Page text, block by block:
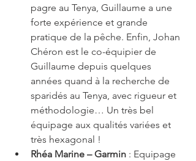
pagre au Tenya, Guillaume a une
forte expérience et grande
pratique de la pêche. Enfin, Johan
Chéron est le co-équipier de
Guillaume depuis quelques
années quand à la recherche de
sparidés au Tenya, avec rigueur et
méthodologie… Un très bel
équipage aux qualités variées et
très hexagonal !
Rhéa Marine – Garmin : Equipage